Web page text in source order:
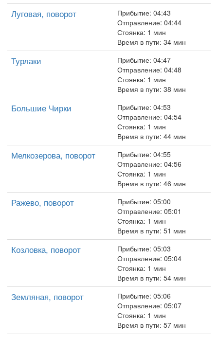
Луговая, поворот
Прибытие: 04:43
Отправление: 04:44
Стоянка: 1 мин
Время в пути: 34 мин
Турлаки
Прибытие: 04:47
Отправление: 04:48
Стоянка: 1 мин
Время в пути: 38 мин
Большие Чирки
Прибытие: 04:53
Отправление: 04:54
Стоянка: 1 мин
Время в пути: 44 мин
Мелкозерова, поворот
Прибытие: 04:55
Отправление: 04:56
Стоянка: 1 мин
Время в пути: 46 мин
Ражево, поворот
Прибытие: 05:00
Отправление: 05:01
Стоянка: 1 мин
Время в пути: 51 мин
Козловка, поворот
Прибытие: 05:03
Отправление: 05:04
Стоянка: 1 мин
Время в пути: 54 мин
Земляная, поворот
Прибытие: 05:06
Отправление: 05:07
Стоянка: 1 мин
Время в пути: 57 мин